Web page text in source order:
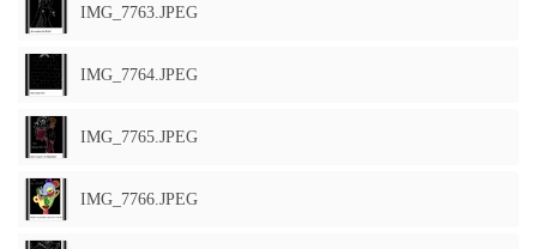
IMG_7763.JPEG
IMG_7764.JPEG
IMG_7765.JPEG
IMG_7766.JPEG